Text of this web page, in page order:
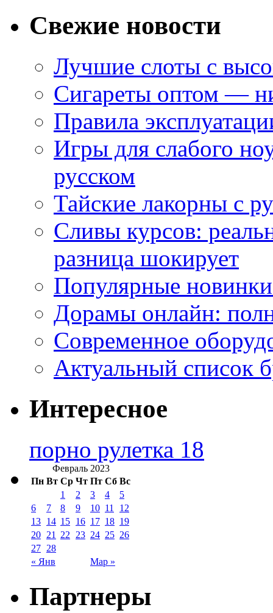
Свежие новости
Лучшие слоты с
Сигареты оптом —
Правила
Игры для слабого
русском
Тайские лакорны с
Сливы курсов:
разница шокирует
Популярные
Дорамы онлайн:
Современное
Актуальный список
Интересное
порно рулетка 18
Февраль 2023
Пн Вт Ср Чт Пт Сб Вс
« Янв Мар »
1 2 3 4
5
6
7 8 9 10 11
12
13 14 15 16 17 18 19
20 21 22 23 24 25 26
27 28
Партнеры